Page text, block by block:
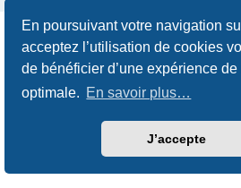
En poursuivant votre navigation
acceptez l’utilisation de cookies
de bénéficier d’une expérience
optimale. En savoir plus…
J’accepte
Développé par phpBB® Forum
Traduction française officielle
Prosilver New Edition
Confidentialité|